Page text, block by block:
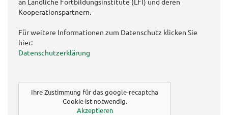
Kooperationspartnern.
Für weitere Informationen zum Datenschutz klicken Sie
hier:
Datenschutzerklärung
Ihre Zustimmung für das google-recaptcha
Cookie ist notwendig.
Akzeptieren